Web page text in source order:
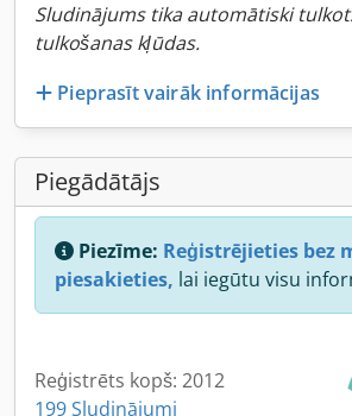
Sludinājums tika automātiski
tulkošanas kļūdas.
Pieprasīt vairāk informācijas
Piegādātājs
Piezīme: Reģistrējieties bez
piesakieties, lai iegūtu visu
Reģistrēts kopš: 2012
199 Sludinājumi